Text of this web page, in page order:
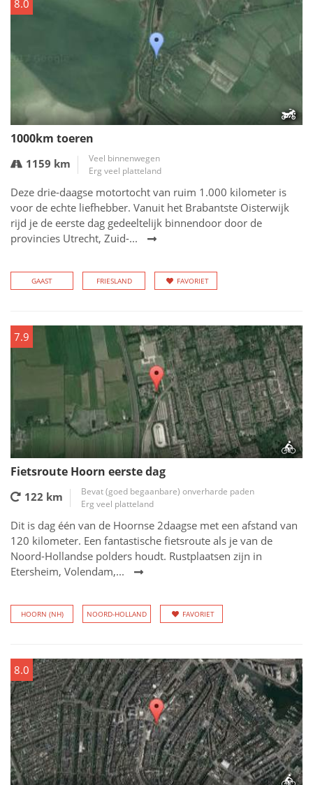
8.0
1000km toeren
1159 km
Veel binnenwegen
Erg veel platteland
Deze drie-daagse motortocht van ruim 1.000 kilometer is
voor de echte liefhebber. Vanuit het Brabantste Oisterwijk
rijd je de eerste dag gedeeltelijk binnendoor door de
provincies Utrecht, Zuid-...
GAAST FRIESLAND FAVORIET
7.9
Fietsroute Hoorn eerste dag
122 km
Bevat (goed begaanbare) onverharde paden
Erg veel platteland
Dit is dag één van de Hoornse 2daagse met een afstand van
120 kilometer. Een fantastische fietsroute als je van de
Noord-Hollandse polders houdt. Rustplaatsen zijn in
Etersheim, Volendam,...
HOORN (NH) NOORD-HOLLAND FAVORIET
8.0